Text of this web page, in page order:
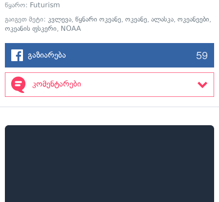
წყარო: Futurism
გაიგეთ მეტი: კვლევა, წყნარი ოკეანე, ოკეანე, ალასკა, ოკეანეები,
ოკეანის ფსკერი, NOAA
გაზიარება 59
კომენტარები